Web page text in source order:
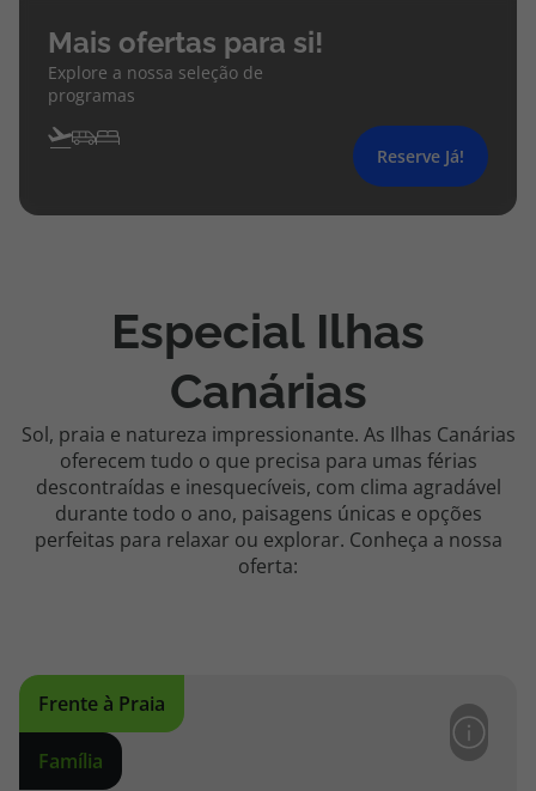
Mais ofertas para si!
Explore a nossa seleção de
programas
Reserve Já!
Especial Ilhas
Canárias
Sol, praia e natureza impressionante. As Ilhas Canárias
oferecem tudo o que precisa para umas férias
descontraídas e inesquecíveis, com clima agradável
durante todo o ano, paisagens únicas e opções
perfeitas para relaxar ou explorar. Conheça a nossa
oferta:
Frente à Praia
Família